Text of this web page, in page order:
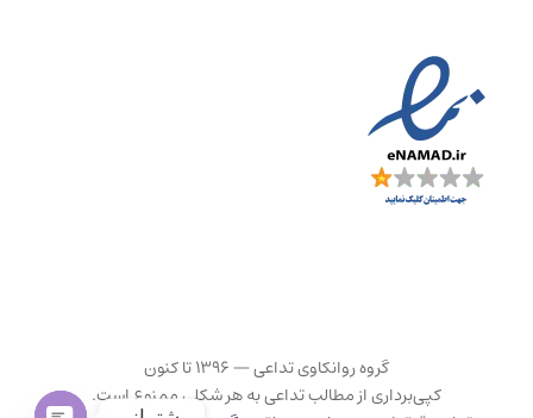
گروه روانکاوی تداعی — ۱۳۹۶ تا کنون
کپی‌برداری از مطالب تداعی به هر شکلی ممنوع است.